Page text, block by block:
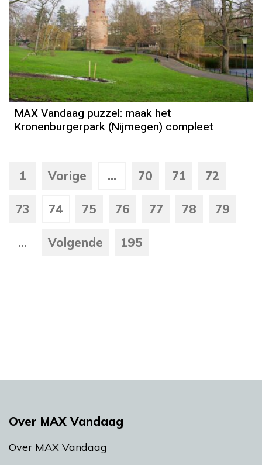
MAX Vandaag puzzel: maak het
Kronenburgerpark (Nijmegen) compleet
1 Vorige ... 70 71 72
73 74 75 76 77 78 79
... Volgende 195
Over MAX Vandaag
Over MAX Vandaag